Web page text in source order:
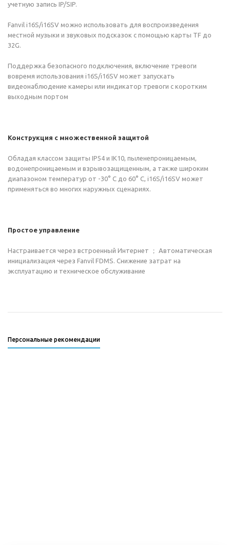
учетную запись IP/SIP.
Fanvil i16S/i16SV можно использовать для воспроизведения
местной музыки и звуковых подсказок с помощью карты TF до
32G.
Поддержка безопасного подключения, включение тревоги
вовремя использования i16S/i16SV может запускать
видеонаблюдение камеры или индикатор тревоги с коротким
выходным портом
Конструкция с множественной защитой
Обладая классом защиты IP54 и IK10, пыленепроницаемым,
водонепроницаемым и взрывозащищенным, а также широким
диапазоном температур от -30° C до 60° C, i16S/i16SV может
применяться во многих наружных сценариях.
Простое управление
Настраивается через встроенный Интернет ； Автоматическая
инициализация через Fanvil FDMS. Снижение затрат на
эксплуатацию и техническое обслуживание
Персональные рекомендации